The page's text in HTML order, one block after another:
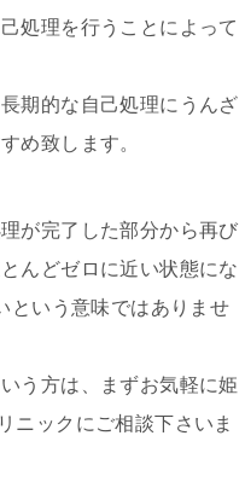
処理を行うことによって
期的な自己処理にうんざ
め致します。
が完了した部分から再び
んどゼロに近い状態にな
という意味ではありませ
う方は、まずお気軽に姫
ニックにご相談下さいま